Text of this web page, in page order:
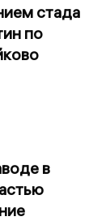
стада
по
в